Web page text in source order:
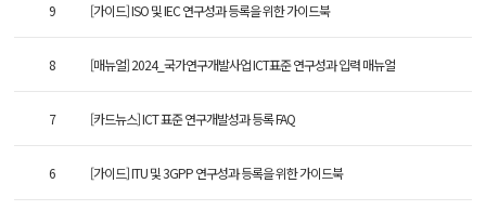
9 [가이드] ISO 및 IEC 연구성과 등록을 위한 가이드북
8 [매뉴얼] 2024_국가연구개발사업 ICT표준 연구성과 입력 매뉴얼
7 [카드뉴스] ICT 표준 연구개발성과 등록 FAQ
6 [가이드] ITU 및 3GPP 연구성과 등록을 위한 가이드북